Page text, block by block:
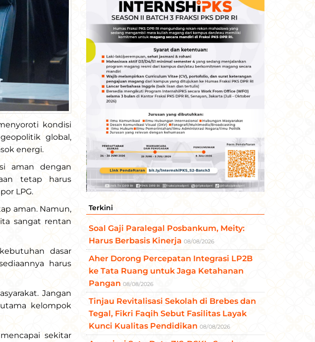
kondisi
global,
energi.
aman dengan
tetap harus
LPG.
aman. Namun,
sangat rentan
dasar
harus
Jangan
kelompok
sekitar
Terkini
Soal Gaji Paralegal Posbankum, Meity:
Harus Berbasis Kinerja 08/08/2026
Aher Dorong Percepatan Integrasi LP2B
ke Tata Ruang untuk Jaga Ketahanan
Pangan 08/08/2026
Tinjau Revitalisasi Sekolah di Brebes dan
Tegal, Fikri Faqih Sebut Fasilitas Layak
Kunci Kualitas Pendidikan 08/08/2026